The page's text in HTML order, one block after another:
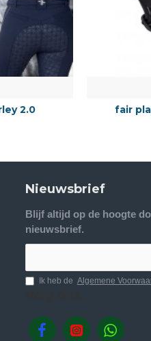
2.0 fair
Nieuwsbrief
Blijf altijd op de hoogte
nieuwsbrief.
Ik heb de Algemene